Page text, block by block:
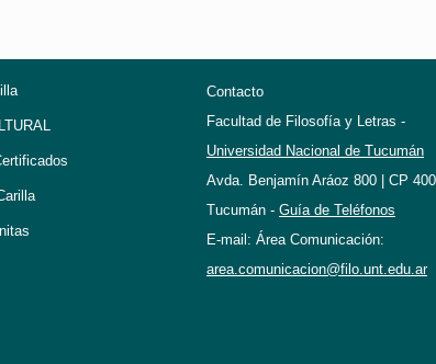
Contacto
Facultad de Filosofía y Letras -
Universidad Nacional de Tucumán
Avda. Benjamín Aráoz 800 | CP
Tucumán - Guía de Teléfonos
E-mail: Área Comunicación:
area.comunicacion@filo.unt.edu.ar